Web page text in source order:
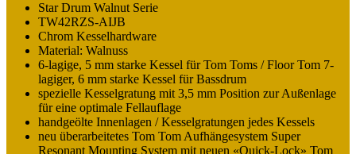
Star Drum Walnut Serie
TW42RZS-AIJB
Chrom Kesselhardware
Material: Walnuss
6-lagige, 5 mm starke Kessel für Tom Toms / Floor Tom 7-
lagiger, 6 mm starke Kessel für Bassdrum
spezielle Kesselgratung mit 3,5 mm Position zur Außenlage
für eine optimale Fellauflage
handgeölte Innenlagen / Kesselgratungen jedes Kessels
neu überarbeitetes Tom Tom Aufhängesystem Super
Resonant Mounting System mit neuen «Quick-Lock» Tom